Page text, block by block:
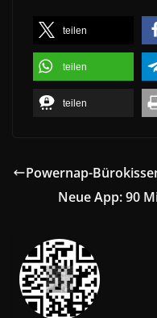
teilen
teilen
teilen
Powernap-
Neue App: 90